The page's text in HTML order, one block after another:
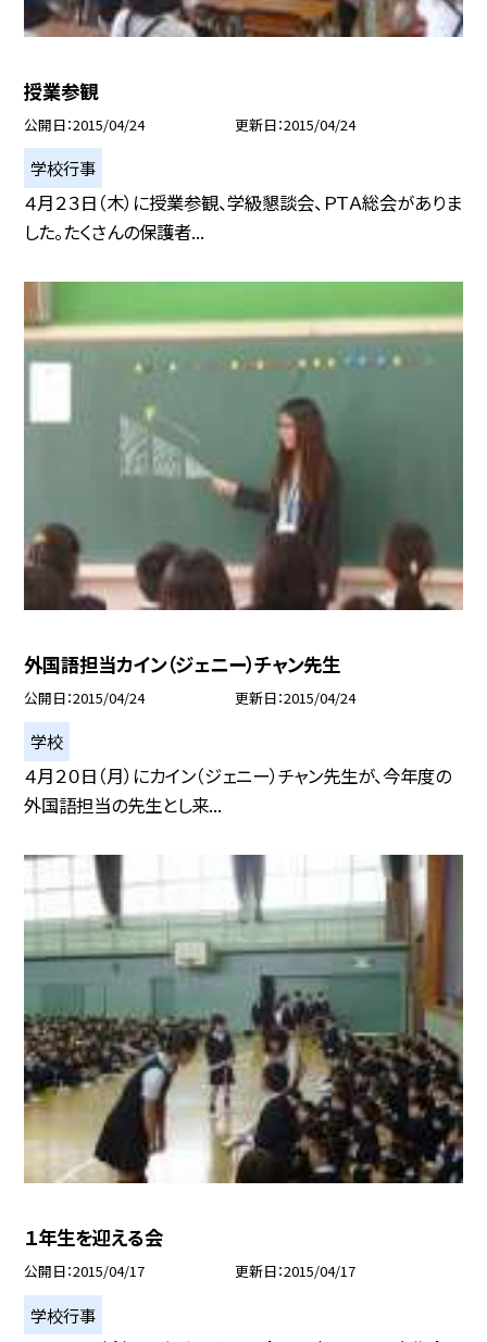
授業参観
公開日 2015/04/24 更新日 2015/04/24
学校行事
４月２３日（木）に授業参観、学級懇談会、ＰＴＡ総会がありま
した。たくさんの保護者...
外国語担当カイン（ジェニー）チャン先生
公開日 2015/04/24 更新日 2015/04/24
学校
４月２０日（月）にカイン（ジェニー）チャン先生が、今年度の
外国語担当の先生とし来...
１年生を迎える会
公開日 2015/04/17 更新日 2015/04/17
学校行事